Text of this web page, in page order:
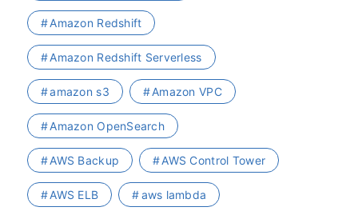
Amazon Redshift
Amazon Redshift Serverless
amazon s3 Amazon VPC
Amazon OpenSearch
AWS Backup AWS Control Tower
AWS ELB aws lambda